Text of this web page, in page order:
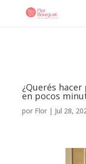
¿Querés
en pocos
por Flor| Jul 28,